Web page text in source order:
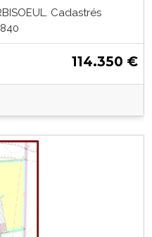
Cadastrés
114.350 €